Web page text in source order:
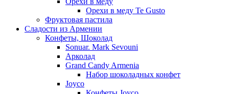
Орехи в меду Te Gusto
Фруктовая пастила
Сладости из Армении
Конфеты, Шоколад
Sonuar. Mark Sevouni
Арколад
Grand Candy Armenia
Набор шоколадных конфет
Joyco